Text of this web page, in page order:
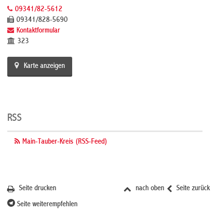
09341/82-5612
09341/828-5690
Kontaktformular
323
Karte anzeigen
RSS
Main-Tauber-Kreis (RSS-Feed)
Seite zurück
nach oben
Seite drucken
Seite weiterempfehlen